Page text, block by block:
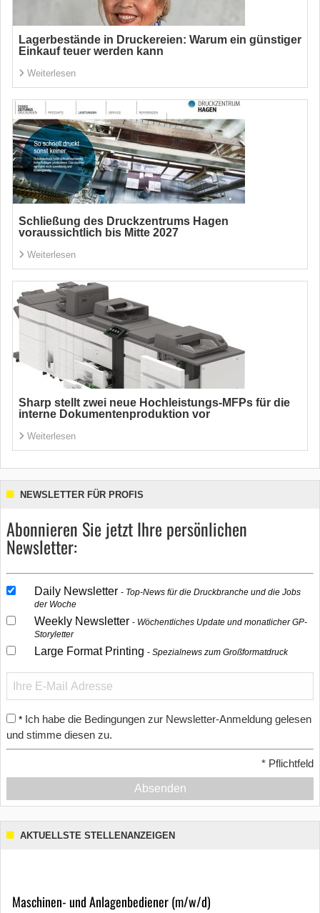
Lagerbestände in Druckereien: Warum ein günstiger
Einkauf teuer werden kann
Weiterlesen
Schließung des Druckzentrums Hagen
voraussichtlich bis Mitte 2027
Weiterlesen
Sharp stellt zwei neue Hochleistungs-MFPs für die
interne Dokumentenproduktion vor
Weiterlesen
NEWSLETTER FÜR PROFIS
Abonnieren Sie jetzt Ihre persönlichen
Newsletter:
Daily Newsletter
Top-News für die Druckbranche und die Jobs
der Woche
Weekly Newsletter
Wöchentliches Update und monatlicher GP-
Storyletter
Large Format Printing Spezialnews zum Großformatdruck
* Ich habe die Bedingungen zur Newsletter-Anmeldung gelesen
und stimme diesen zu.
* Pflichtfeld
Absenden
AKTUELLSTE STELLENANZEIGEN
Maschinen- und Anlagenbediener (m/w/d)